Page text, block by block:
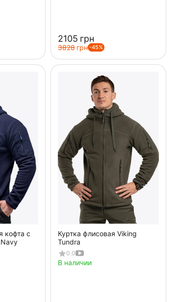
‍2105‍ грн
‍3828‍ грн -45%
кофта с
Куртка флисовая Viking
Tundra
0.0
В наличии